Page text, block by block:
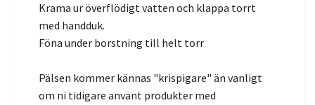
Krama ur överflödigt vatten och klappa torrt
med handduk.
Föna under borstning till helt torr
Pälsen kommer kännas "krispigare" än vanligt
om ni tidigare använt produkter med